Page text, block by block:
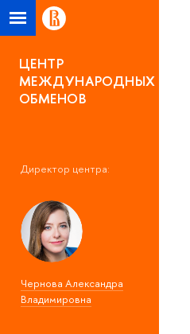
ЦЕНТР
МЕЖДУНАРОДНЫХ
ОБМЕНОВ
Директор центра:
Чернова Александра
Владимировна